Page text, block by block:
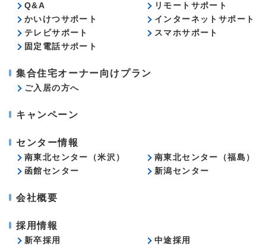
Q&A
リモートサポート
かいけつサポート
インターネットサポート
テレビサポート
スマホサポート
固定電話サポート
集合住宅オーナー向けプラン
ご入居の方へ
キャンペーン
センター情報
南東北センター（米沢）
南東北センター（福島）
函館センター
新潟センター
会社概要
採用情報
新卒採用 中途採用